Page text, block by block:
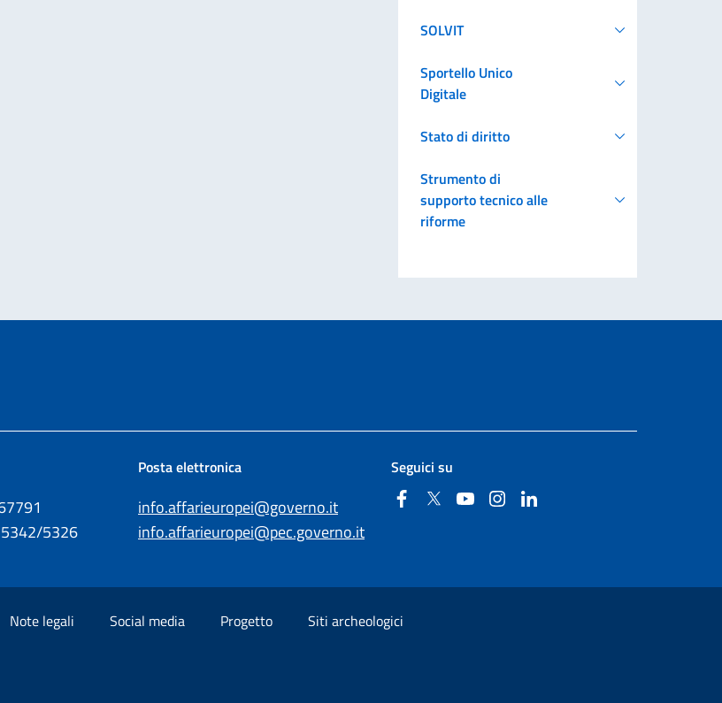
SOLVIT
Sportello Unico
Digitale
Stato di diritto
Strumento di
supporto tecnico alle
riforme
5326
Posta elettronica
info.affarieuropei@governo.it
info.affarieuropei@pec.governo.it
Seguici su
FacebookTwitterYouTubeInstagram
Note legali Social media Progetto
Siti archeologici